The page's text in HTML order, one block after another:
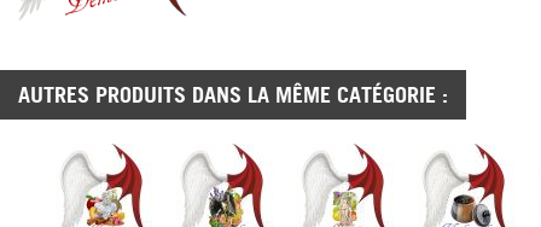
AUTRES PRODUITS DANS LA MÊME CATÉGORIE :